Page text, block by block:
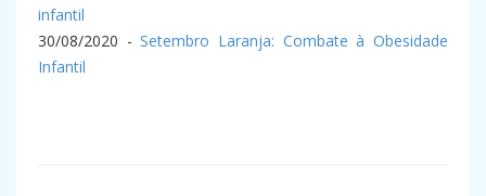
infantil
30/08/2020 -Setembro Laranja: Combate à Obesidade
Infantil